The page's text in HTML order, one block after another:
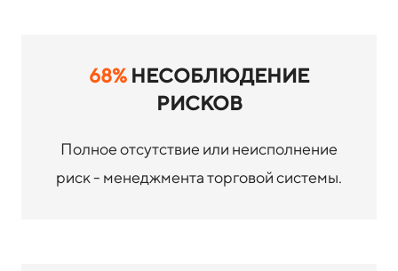
68% НЕСОБЛЮДЕНИЕ
РИСКОВ
Полное отсутствие или неисполнение
риск - менеджмента торговой системы.